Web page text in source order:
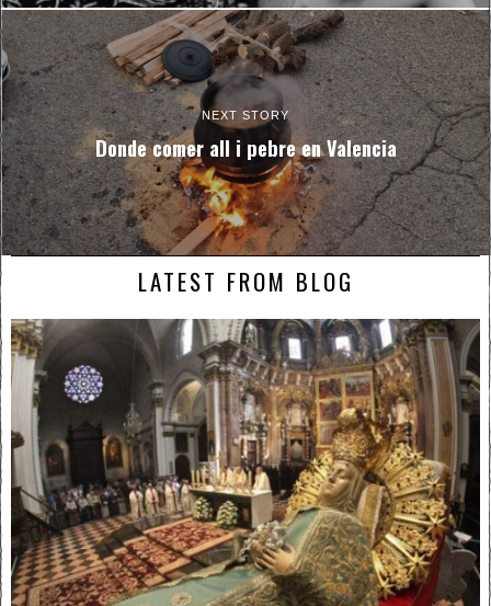
NEXT STORY
Donde comer all i pebre en Valencia
LATEST FROM BLOG